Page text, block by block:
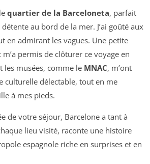
quartier de la Barceloneta, parfait
au bord de la mer. J’ai goûté aux
en admirant les vagues. Une petite
permis de clôturer ce voyage en
les musées, comme le MNAC, m’ont
culturelle délectable, tout en me
à mes pieds.
de votre séjour, Barcelone a tant à
lieu visité, raconte une histoire
espagnole riche en surprises et en